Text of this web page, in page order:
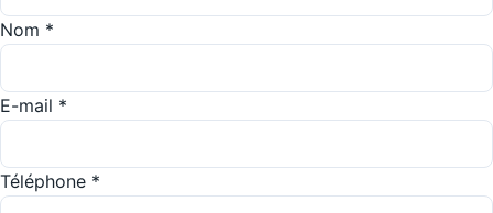
Nom *
E-mail *
Téléphone *